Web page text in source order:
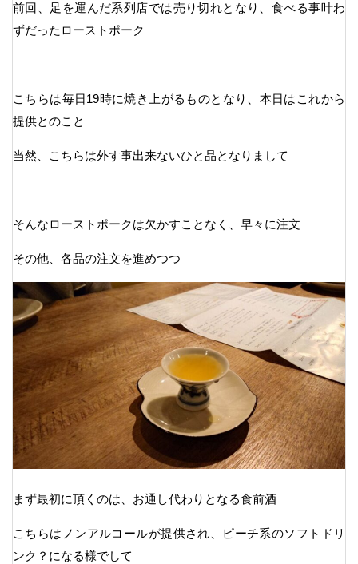
前回、足を運んだ系列店では売り切れとなり、食べる事叶わ
ずだったローストポーク
こちらは毎日19時に焼き上がるものとなり、本日はこれから
提供とのこと
当然、こちらは外す事出来ないひと品となりまして
そんなローストポークは欠かすことなく、早々に注文
その他、各品の注文を進めつつ
まず最初に頂くのは、お通し代わりとなる食前酒
こちらはノンアルコールが提供され、ピーチ系のソフトドリ
ンク？になる様でして